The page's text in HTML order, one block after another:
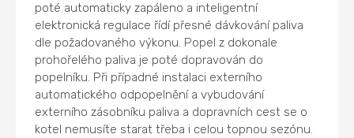
poté automaticky zapáleno a inteligentní
elektronická regulace řídí přesné dávkování paliva
dle požadovaného výkonu. Popel z dokonale
prohořelého paliva je poté dopravován do
popelníku. Při případné instalaci externího
automatického odpopelnění a vybudování
externího zásobníku paliva a dopravních cest se o
kotel nemusíte starat třeba i celou topnou sezónu.